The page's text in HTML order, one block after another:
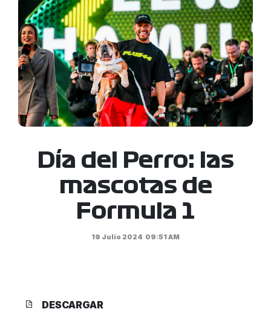
Día del Perro: las
mascotas de
Formula 1
19 Julio 2024 09:51 AM
DESCARGAR